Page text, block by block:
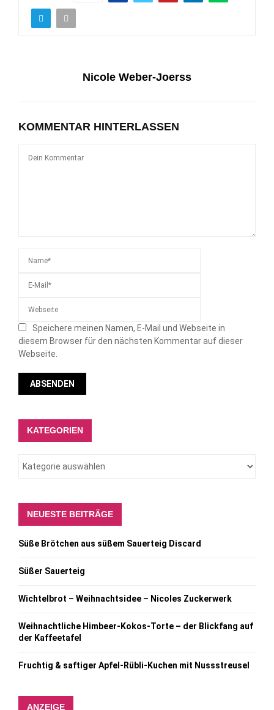
Nicole Weber-Joerss
KOMMENTAR HINTERLASSEN
Speichere meinen Namen, E-Mail und Webseite in
diesem Browser für den nächsten Kommentar auf dieser
Webseite.
KATEGORIEN
NEUESTE BEITRÄGE
Süße Brötchen aus süßem Sauerteig Discard
Süßer Sauerteig
Wichtelbrot – Weihnachtsidee – Nicoles Zuckerwerk
Weihnachtliche Himbeer-Kokos-Torte – der Blickfang auf
der Kaffeetafel
Fruchtig & saftiger Apfel-Rübli-Kuchen mit Nussstreusel
ANZEIGE